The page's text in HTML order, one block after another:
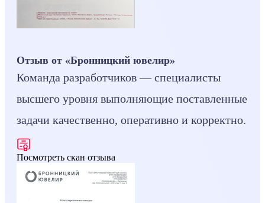
Отзыв от «Бронницкий ювелир»
Команда разработчиков — специалисты
высшего уровня выполняющие поставленные
задачи качественно, оперативно и корректно.
Посмотреть скан отзыва